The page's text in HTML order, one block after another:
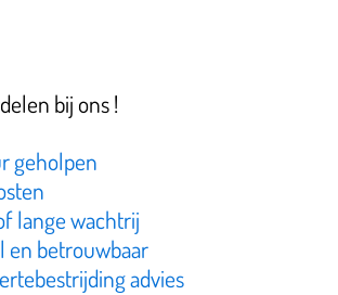
bij ons !
geholpen
lange wachtrij
en betrouwbaar
advies